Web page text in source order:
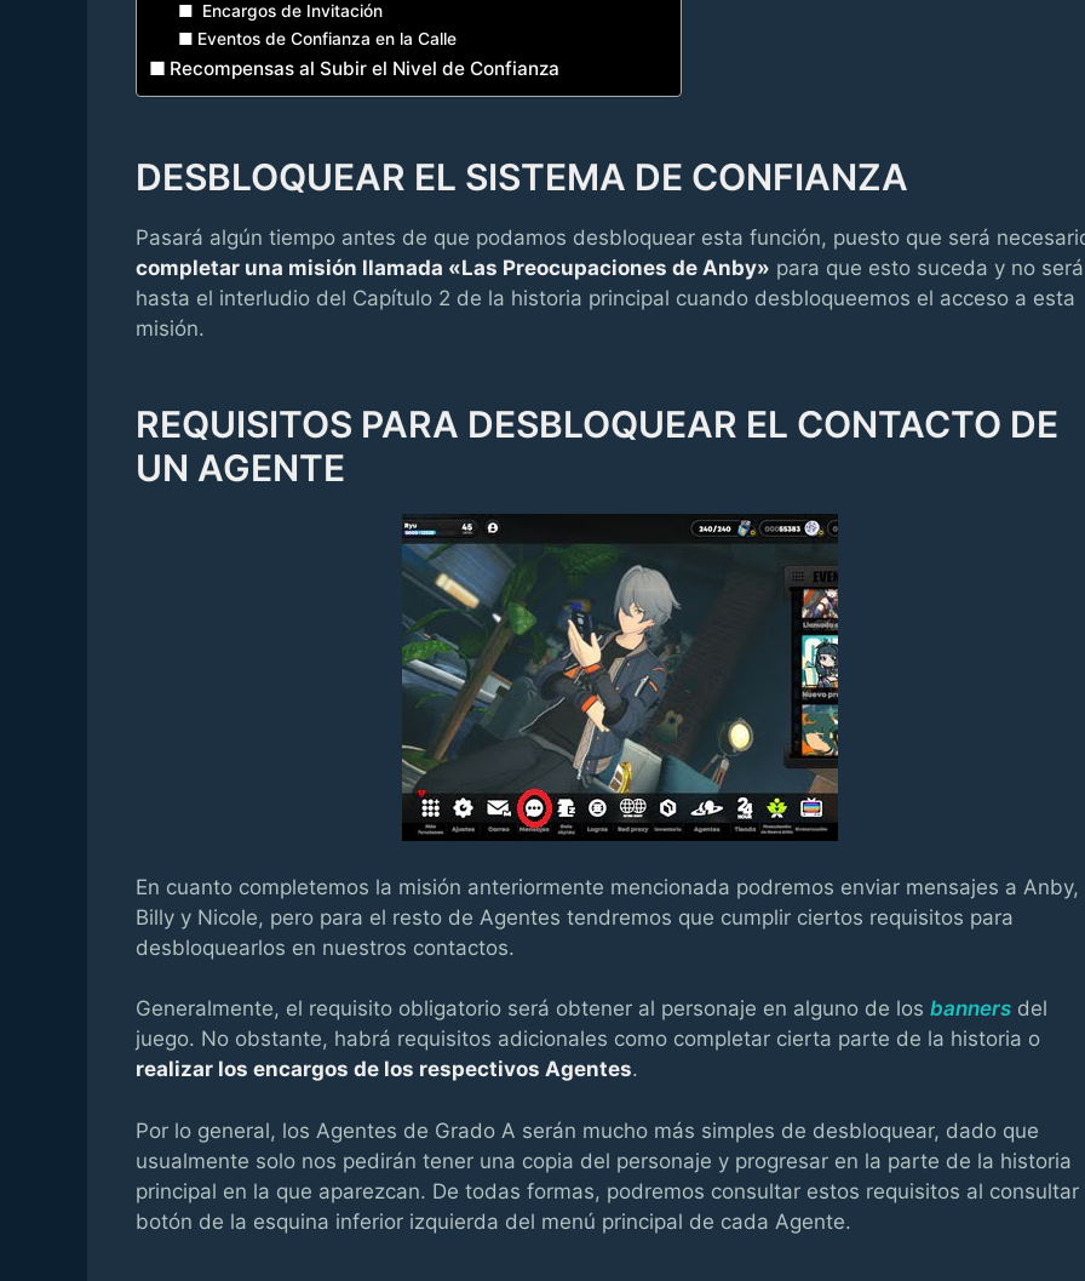
Encargos de Invitación
Eventos de Confianza en la Calle
Recompensas al Subir el Nivel de Confianza
DESBLOQUEAR EL SISTEMA DE CONFIANZA
Pasará algún tiempo antes de que podamos desbloquear esta función, puesto que será
completar una misión llamada «Las Preocupaciones de Anby» para que esto suceda y no será
hasta el interludio del Capítulo 2 de la historia principal cuando desbloqueemos el acceso a esta
misión.
REQUISITOS PARA DESBLOQUEAR EL CONTACTO DE
UN AGENTE
En cuanto completemos la misión anteriormente mencionada podremos enviar mensajes a Anby,
Billy y Nicole, pero para el resto de Agentes tendremos que cumplir ciertos requisitos para
desbloquearlos en nuestros contactos.
Generalmente, el requisito obligatorio será obtener al personaje en alguno de los banners del
juego. No obstante, habrá requisitos adicionales como completar cierta parte de la historia o
realizar los encargos de los respectivos Agentes.
Por lo general, los Agentes de Grado A serán mucho más simples de desbloquear, dado que
usualmente solo nos pedirán tener una copia del personaje y progresar en la parte de la historia
principal en la que aparezcan. De todas formas, podremos consultar estos requisitos al consultar
botón de la esquina inferior izquierda del menú principal de cada Agente.